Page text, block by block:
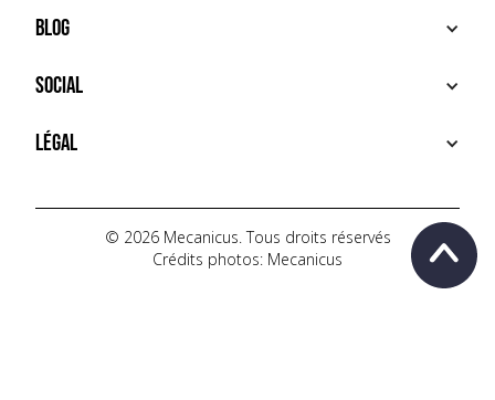
SERVICES PREMIUM
À PROPOS
HOUSE MECANICUS
CONTACT
Blog
NEWS
VIDÉOS
AUTOPÉDIA
Social
INSTAGRAM
TIKTOK
YOUTUBE
Légal
POLITIQUE DE CONFIDENTIALITÉ
© 2026 Mecanicus. Tous droits réservés
Crédits photos: Mecanicus